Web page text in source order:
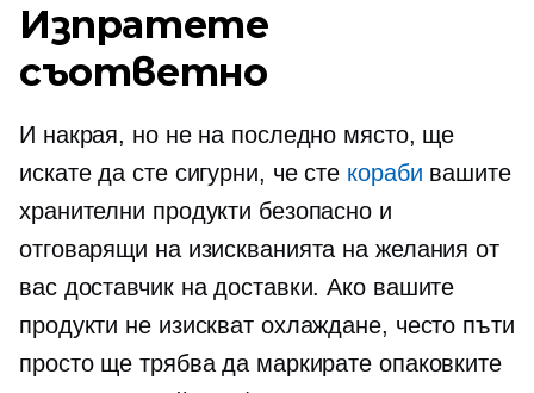
Изпратете
съответно
И накрая, но не на последно място, ще
искате да сте сигурни, че сте кораби вашите
хранителни продукти безопасно и
отговарящи на изискванията на желания от
вас доставчик на доставки. Ако вашите
продукти не изискват охлаждане, често пъти
просто ще трябва да маркирате опаковките